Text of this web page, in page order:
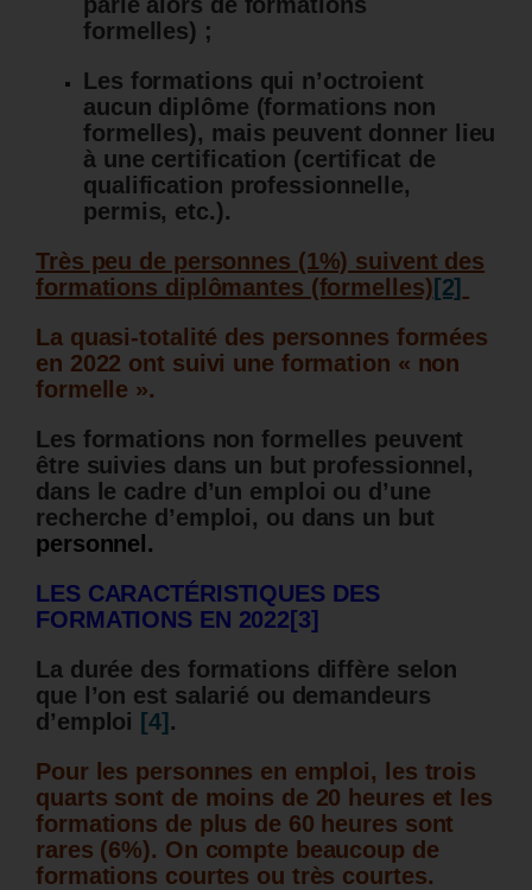
formelles) ;
Les formations qui n’octroient
aucun diplôme (formations non
formelles), mais peuvent donner lieu
à une certification (certificat de
qualification professionnelle,
permis, etc.).
Très peu de personnes (1%) suivent des
formations diplômantes (formelles) [2]
La quasi-totalité des personnes formées
en 2022 ont suivi une formation « non
formelle ».
Les formations non formelles peuvent
être suivies dans un but professionnel,
dans le cadre d’un emploi ou d’une
recherche d’emploi, ou dans un but
personnel.
LES CARACTÉRISTIQUES DES
FORMATIONS EN 2022 [3]
La durée des formations diffère selon
que l’on est salarié ou demandeurs
d’emploi [4] .
Pour les personnes en emploi, les trois
quarts sont de moins de 20 heures et les
formations de plus de 60 heures sont
rares (6%). On compte beaucoup de
formations courtes ou très courtes.